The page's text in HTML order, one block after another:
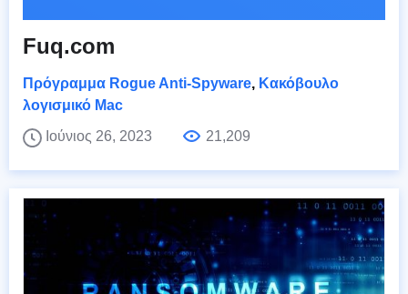
Fuq.com
Πρόγραμμα Rogue Anti-Spyware, Κακόβουλο
λογισμικό Mac
Ιούνιος 26, 2023
21,209